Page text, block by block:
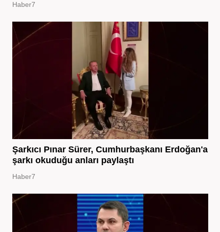
Haber7
Şarkıcı Pınar Sürer, Cumhurbaşkanı Erdoğan'a
şarkı okuduğu anları paylaştı
Haber7